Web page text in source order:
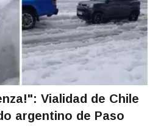
Vialidad de Chile
argentino de Paso